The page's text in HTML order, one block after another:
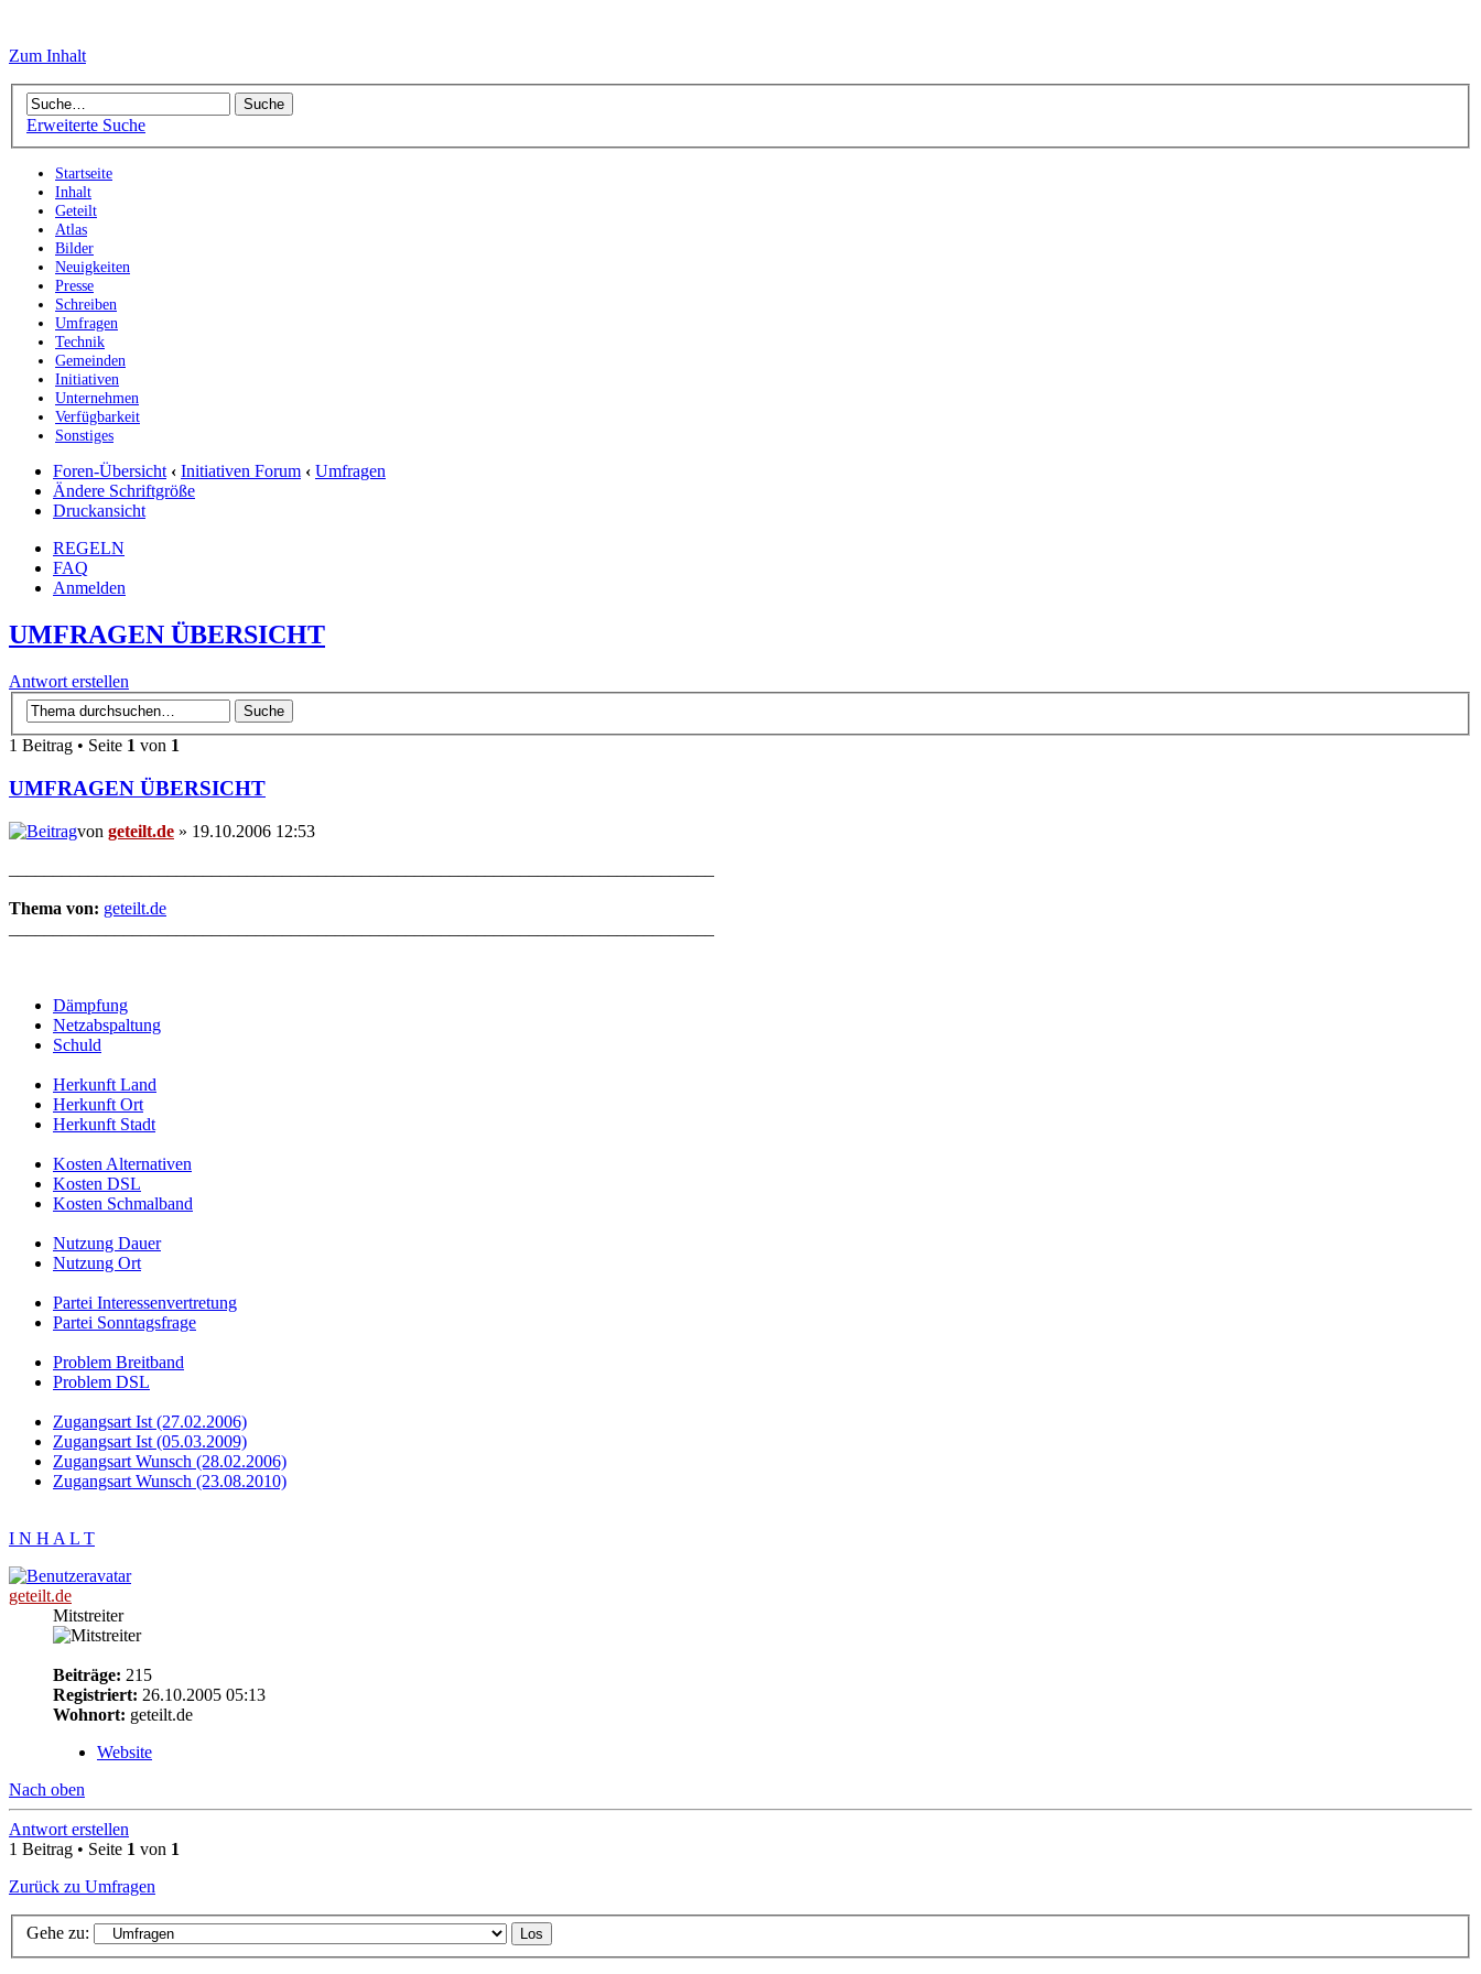
Zum Inhalt
Erweiterte Suche
Startseite
Inhalt
Geteilt
Atlas
Bilder
Neuigkeiten
Presse
Schreiben
Umfragen
Technik
Gemeinden
Initiativen
Unternehmen
Verfügbarkeit
Sonstiges
Foren-Übersicht ‹ Initiativen Forum ‹ Umfragen
Ändere Schriftgröße
Druckansicht
REGELN
FAQ
Anmelden
UMFRAGEN ÜBERSICHT
Antwort erstellen
1 Beitrag • Seite 1 von 1
UMFRAGEN ÜBERSICHT
von geteilt.de » 19.10.2006 12:53
Thema von: geteilt.de
Dämpfung
Netzabspaltung
Schuld
Herkunft Land
Herkunft Ort
Herkunft Stadt
Kosten Alternativen
Kosten DSL
Kosten Schmalband
Nutzung Dauer
Nutzung Ort
Partei Interessenvertretung
Partei Sonntagsfrage
Problem Breitband
Problem DSL
Zugangsart Ist (27.02.2006)
Zugangsart Ist (05.03.2009)
Zugangsart Wunsch (28.02.2006)
Zugangsart Wunsch (23.08.2010)
I N H A L T
geteilt.de
Mitstreiter
Beiträge: 215
Registriert: 26.10.2005 05:13
Wohnort: geteilt.de
Website
Nach oben
Antwort erstellen
1 Beitrag • Seite 1 von 1
Zurück zu Umfragen
Gehe zu: